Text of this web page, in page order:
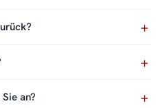
an?